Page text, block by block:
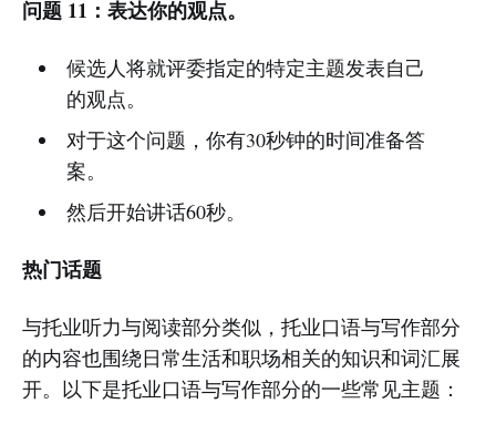
问题 11：表达你的观点。
候选人将就评委指定的特定主题发表自己
的观点。
对于这个问题，你有30秒钟的时间准备答
案。
然后开始讲话60秒。
热门话题
与托业听力与阅读部分类似，托业口语与写作部分
的内容也围绕日常生活和职场相关的知识和词汇展
开。以下是托业口语与写作部分的一些常见主题：